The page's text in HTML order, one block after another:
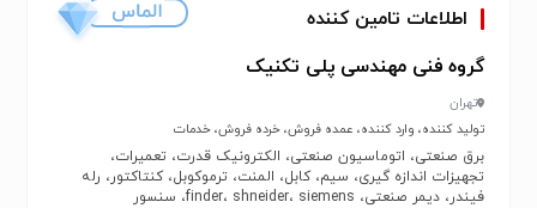
اطلاعات تامین کننده
گروه فنی مهندسی پلی تکنیک
تهران
تولید کننده، وارد کننده، عمده فروش، خرده فروش، خدمات
برق صنعتی، اتوماسیون صنعتی، الکترونیک قدرت، تعمیرات،
تجهیزات اندازه گیری، سیم، کابل، المنت، ترموکوبل، کنتاکتور، رله
فیندر، دیمر صنعتی، finder، shneider، siemens، سنسور